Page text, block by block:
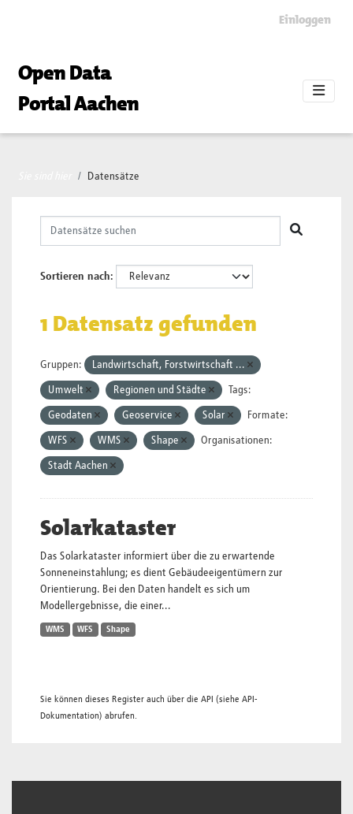
Einloggen
Open Data
Portal Aachen
Datensätze
Sortieren nach
1 Datensatz gefunden
Gruppen: Landwirtschaft, Forstwirtschaft ...
Umwelt Regionen und Städte Tags:
Geodaten Geoservice Solar Formate:
WFS WMS Shape Organisationen:
Stadt Aachen
Solarkataster
Das Solarkataster informiert über die zu erwartende
Sonneneinstahlung; es dient Gebäudeeigentümern zur
Orientierung. Bei den Daten handelt es sich um
Modellergebnisse, die einer...
WMS WFS Shape
Sie können dieses Register auch über die API (siehe API-
Dokumentation) abrufen.